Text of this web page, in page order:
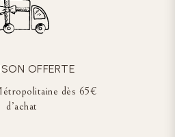
OFFERTE
dès 65€
d’achat